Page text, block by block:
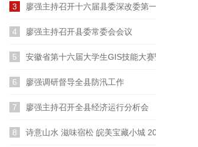
3 廖强主持召开十六届县委深改委第一次会议
4 廖强主持召开县委常委会会议
5 安徽省第十六届大学生GIS技能大赛暨长三角
6 廖强调研督导全县防汛工作
7 廖强主持召开全县经济运行分析会
8 诗意山水 滋味宿松 皖美宝藏小城 2026云裳宿